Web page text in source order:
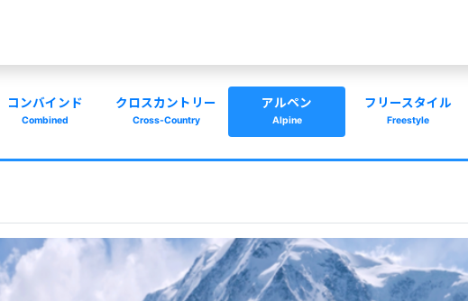
コンバインド
Combined
クロスカントリー
Cross-Country
アルペン
Alpine
フリースタイル
Freestyle